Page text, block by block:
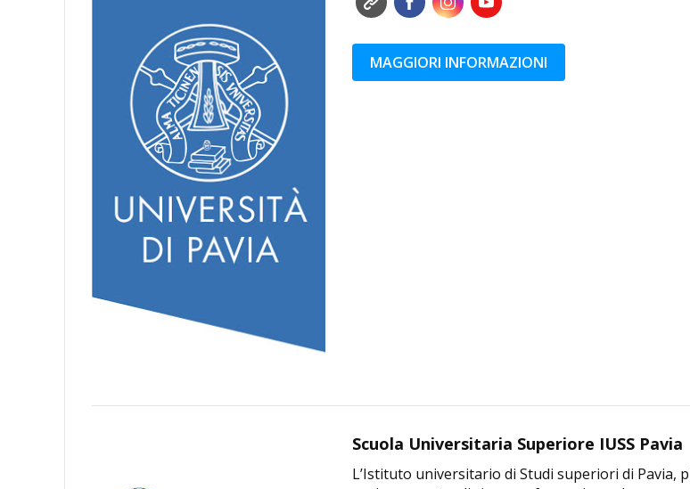
MAGGIORI INFORMAZIONI
Scuola Universitaria Superiore IUSS Pavia
L’Istituto universitario di Studi superiori di Pavia,